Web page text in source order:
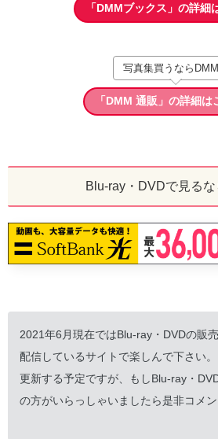
「DMMブックス」の詳細
写真集買うならDMM
「DMM 通販」の詳細は
Blu-ray・DVDで見るな
2021年6月現在ではBlu-ray・DVDの販
配信しているサイトで楽しんで下さい
更新する予定ですが、もしBlu-ray・
の方がいらっしゃいましたら是非コメン